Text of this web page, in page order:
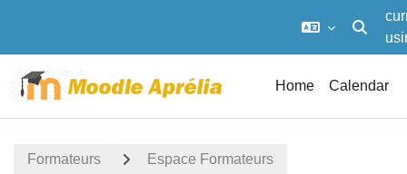
Toggle
Home
Calendar
Formateurs Espace Formateurs